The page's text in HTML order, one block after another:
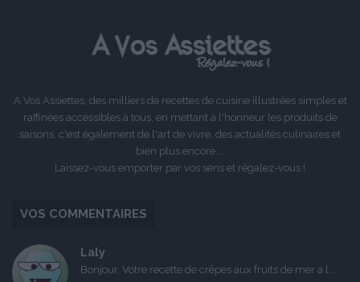
A Vos Assiettes, des milliers de recettes de cuisine illustrées simples et
raffinées accessibles à tous, en mettant à l'honneur les produits de
saisons, c'est également de l'art de vivre, des actualités culinaires et
bien plus encore ...
Laissez-vous emporter par vos sens et régalez-vous !
VOS COMMENTAIRES
Laly
Bonjour, Votre recette de crêpes aux fruits de mer a l...